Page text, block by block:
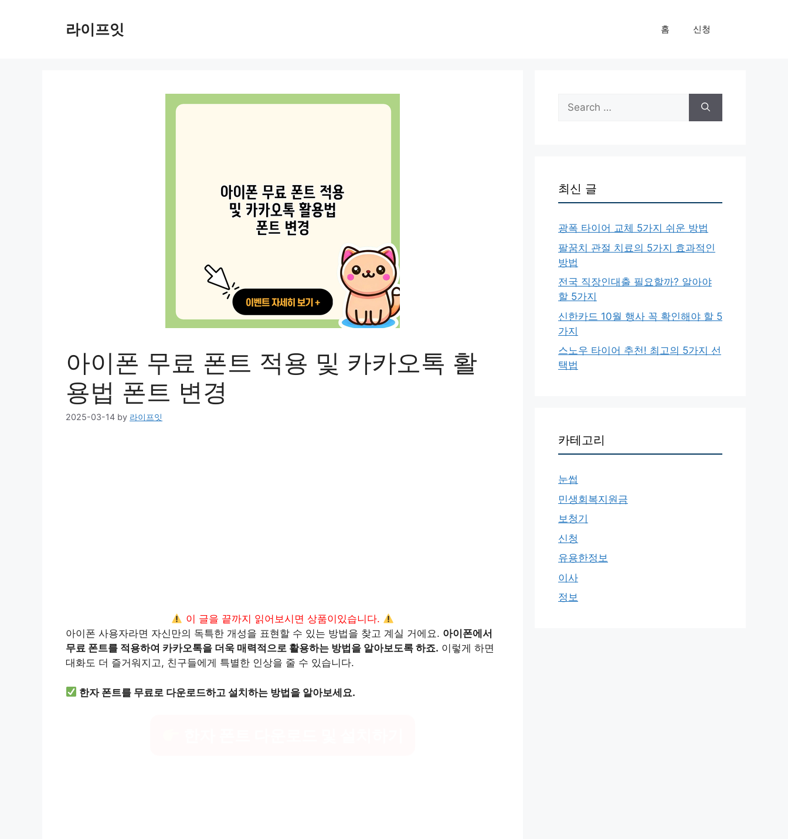
라이프잇 홈 신청
아이폰 무료 폰트 적용 및 카카오톡 활
용법 폰트 변경
2025-03-14 by 라이프잇
이 글을 끝까지 읽어보시면 상품이있습니다.
아이폰 사용자라면 자신만의 독특한 개성을 표현할 수 있는 방법을 찾고 계실 거에요. 아이폰에서
무료 폰트를 적용하여 카카오톡을 더욱 매력적으로 활용하는 방법을 알아보도록 하죠. 이렇게 하면
대화도 더 즐거워지고, 친구들에게 특별한 인상을 줄 수 있습니다.
한자 폰트를 무료로 다운로드하고 설치하는 방법을 알아보세요.
Search
for:
최신 글
광폭 타이어 교체 5가지 쉬운 방법
팔꿈치 관절 치료의 5가지 효과적인
방법
전국 직장인대출 필요할까? 알아야
할 5가지
신한카드 10월 행사 꼭 확인해야 할 5
가지
스노우 타이어 추천! 최고의 5가지 선
택법
카테고리
눈썹
민생회복지원금
보청기
신청
유용한정보
이사
정보